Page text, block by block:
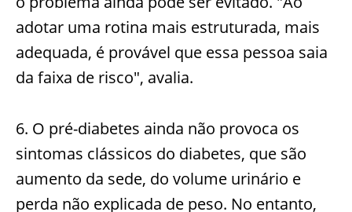
adotar uma rotina mais estruturada, mais
adequada, é provável que essa pessoa saia
da faixa de risco", avalia.
6. O pré-diabetes ainda não provoca os
sintomas clássicos do diabetes, que são
aumento da sede, do volume urinário e
perda não explicada de peso. No entanto,